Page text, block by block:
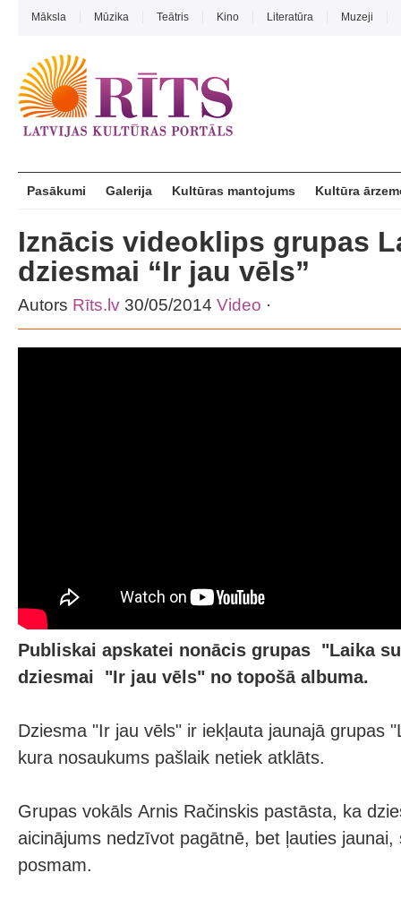
Māksla Mūzika Teātris Kino Literatūra Muzeji
Pasākumi Galerija Kultūras mantojums Kultūra
Iznācis videoklips grupas
dziesmai “Ir jau vēls”
Autors Rīts.lv 30/05/2014 Video ·
Publiskai apskatei nonācis grupas "Laika
dziesmai "Ir jau vēls" no topošā albuma.
Dziesma "Ir jau vēls" ir iekļauta jaunajā grupas
kura nosaukums pašlaik netiek atklāts.
Grupas vokāls Arnis Račinskis pastāsta, ka
aicinājums nedzīvot pagātnē, bet ļauties
posmam.